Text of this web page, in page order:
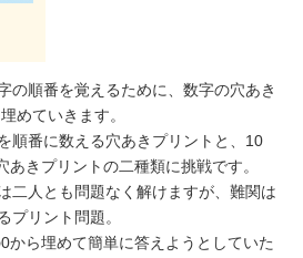
の順番を覚えるために、数字の穴あき
めていきます。
順番に数える穴あきプリントと、10
きプリントの二種類に挑戦です。
二人とも問題なく解けますが、難関は
プリント問題。
から埋めて簡単に答えようとしていた